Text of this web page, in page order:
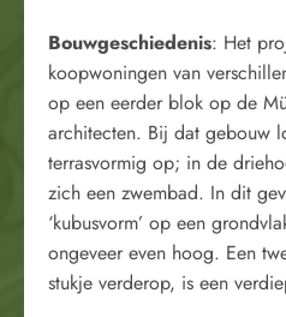
Bouwgeschiedenis: Het
koopwoningen van
op een eerder blok op de
architecten. Bij dat gebouw
terrasvormig op; in de
zich een zwembad. In dit
‘kubusvorm’ op een
ongeveer even hoog. Een
stukje verderop, is een